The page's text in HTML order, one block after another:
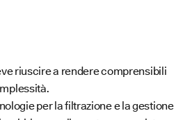
riuscire a rendere comprensibili
per la filtrazione e la gestione